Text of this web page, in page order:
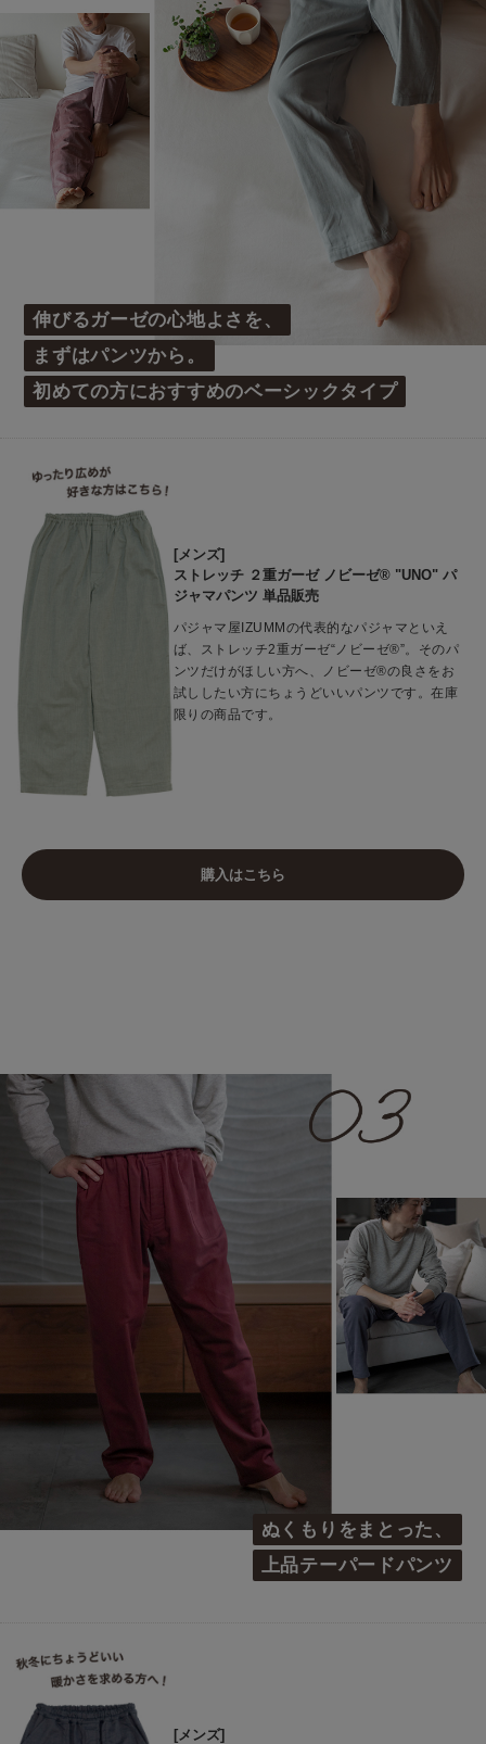
伸びるガーゼの心地よさを、
まずはパンツから。
初めての方におすすめのベーシックタイプ
[メンズ]
ストレッチ ２重ガーゼ ノビーゼ® "UNO" パ
ジャマパンツ 単品販売
パジャマ屋IZUMMの代表的なパジャマといえ
ば、ストレッチ2重ガーゼ“ノビーゼ®”。そのパ
ンツだけがほしい方へ、ノビーゼ®︎の良さをお
試ししたい方にちょうどいいパンツです。在庫
限りの商品です。
購入はこちら
ぬくもりをまとった、
上品テーパードパンツ
[メンズ]